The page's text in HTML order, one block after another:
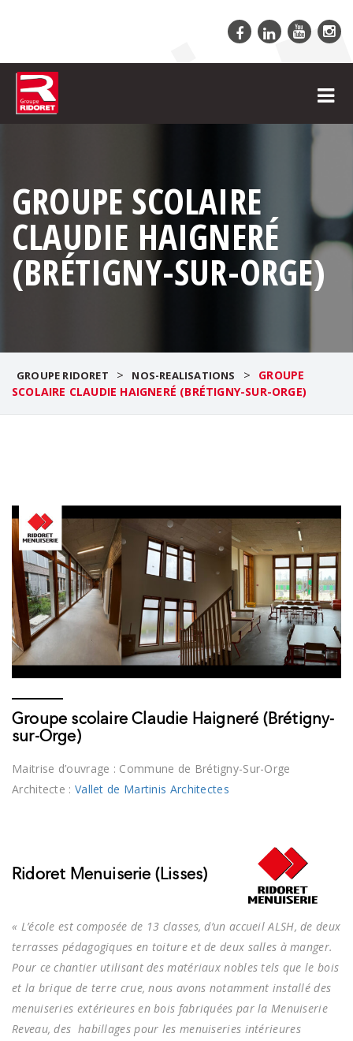
GROUPE SCOLAIRE
CLAUDIE HAIGNERÉ
(BRÉTIGNY-SUR-ORGE)
GROUPE RIDORET > NOS-REALISATIONS >
GROUPE
SCOLAIRE CLAUDIE HAIGNERÉ (BRÉTIGNY-SUR-ORGE)
Groupe scolaire Claudie Haigneré (Brétigny-
sur-Orge)
Maitrise d’ouvrage : Commune de Brétigny-Sur-Orge
Architecte : Vallet de Martinis Architectes
Ridoret Menuiserie (Lisses)
« L’école est composée de 13 classes, d’un accueil ALSH, de deux
terrasses pédagogiques en toiture et de deux salles à manger.
Pour ce chantier utilisant des matériaux nobles tels que le bois
et la brique de terre crue, nous avons notamment installé des
menuiseries extérieures en bois fabriquées par la Menuiserie
Reveau, des habillages pour les menuiseries intérieures